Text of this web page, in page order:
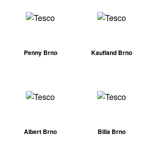
Penny Brno Kaufland Brno
Albert Brno Billa Brno